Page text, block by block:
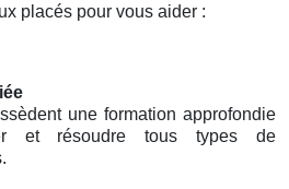
placés pour vous aider :
une formation approfondie
et résoudre tous types de